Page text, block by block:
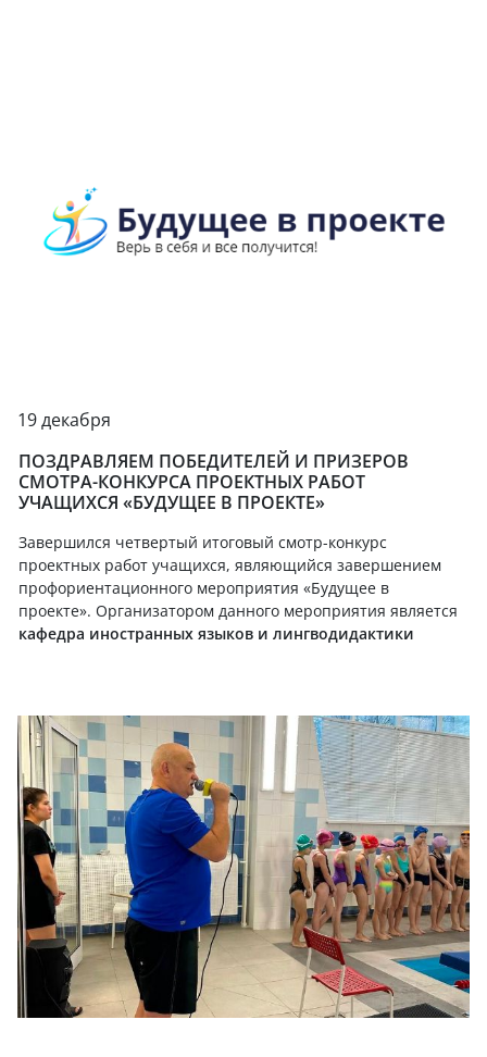
19 декабря
ПОЗДРАВЛЯЕМ ПОБЕДИТЕЛЕЙ И ПРИЗЕРОВ
СМОТРА-КОНКУРСА ПРОЕКТНЫХ РАБОТ
УЧАЩИХСЯ «БУДУЩЕЕ В ПРОЕКТЕ»
Завершился четвертый итоговый смотр-конкурс
проектных работ учащихся, являющийся завершением
профориентационного мероприятия «Будущее в
проекте». Организатором данного мероприятия является
кафедра иностранных языков и лингводидактики